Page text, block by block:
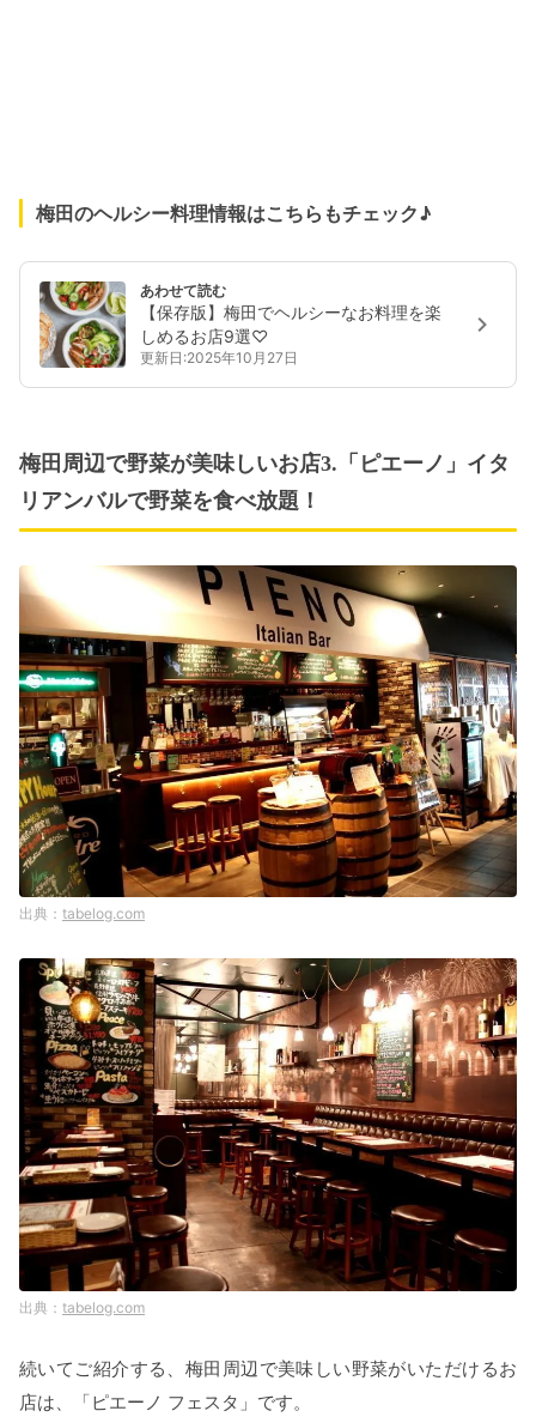
梅田のヘルシー料理情報はこちらもチェック♪
あわせて読む
【保存版】梅田でヘルシーなお料理を楽
しめるお店9選♡
更新日:2025年10月27日
梅田周辺で野菜が美味しいお店3.「ピエーノ」イタ
リアンバルで野菜を食べ放題！
tabelog.com
tabelog.com
続いてご紹介する、梅田周辺で美味しい野菜がいただけるお
店は、「ピエーノ フェスタ」です。